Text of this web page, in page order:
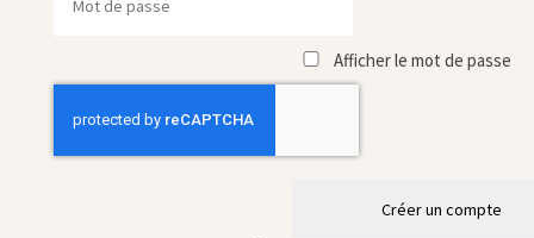
Afficher le mot de passe
Créer un compte